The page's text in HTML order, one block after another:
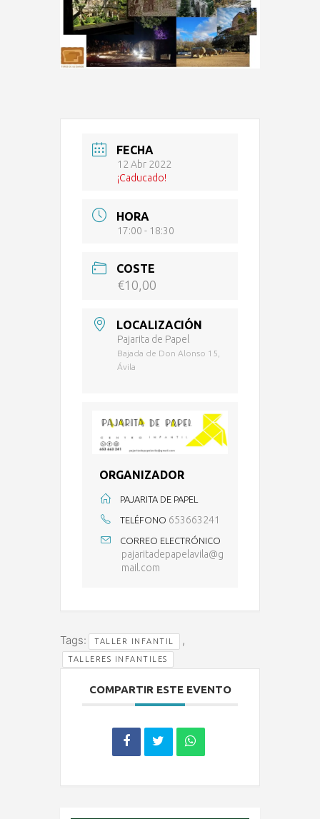
FECHA
12 Abr 2022
¡Caducado!
HORA
17:00 - 18:30
COSTE
€10,00
LOCALIZACIÓN
Pajarita de Papel
Bajada de Don Alonso 15,
Ávila
ORGANIZADOR
PAJARITA DE PAPEL
TELÉFONO 653663241
CORREO ELECTRÓNICO
pajaritadepapelavila@g
mail.com
Tags: TALLER INFANTIL ,
TALLERES INFANTILES
COMPARTIR ESTE EVENTO